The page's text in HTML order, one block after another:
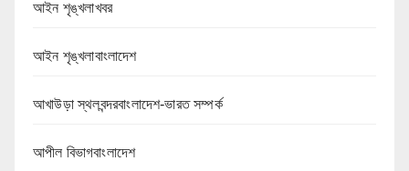
আইন শৃঙ্খলাখবর
আইন শৃঙ্খলাবাংলাদেশ
আখাউড়া স্থলবন্দরবাংলাদেশ-ভারত সম্পর্ক
আপীল বিভাগবাংলাদেশ